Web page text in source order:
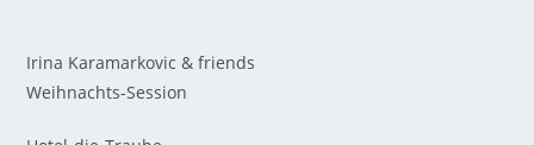
Irina Karamarkovic & friends
Weihnachts-Session